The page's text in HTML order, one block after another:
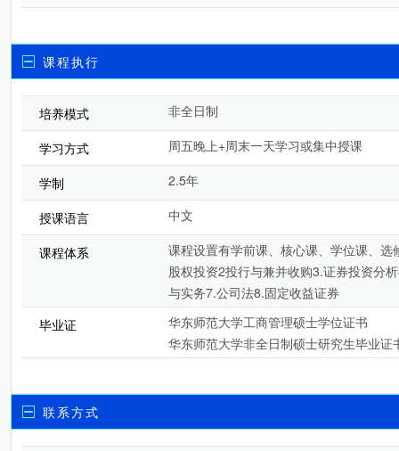
课程执行
培养模式 非全日制
学习方式 周五晚上+周末一天学习或集中授课
学制 2.5年
授课语言 中文
课程体系
课程设置有学前课、核心课、学位课、
股权投资2投行与兼并收购3.证券投资分
与实务7.公司法8.固定收益证券
毕业证
华东师范大学工商管理硕士学位证书
华东师范大学非全日制硕士研究生毕业证
联系方式